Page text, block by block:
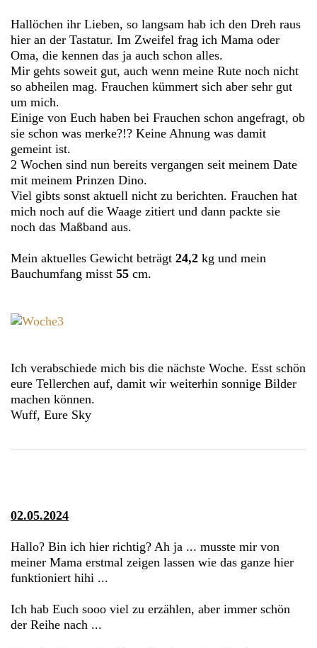
Hallöchen ihr Lieben, so langsam hab ich den Dreh raus
hier an der Tastatur. Im Zweifel frag ich Mama oder
Oma, die kennen das ja auch schon alles.
Mir gehts soweit gut, auch wenn meine Rute noch nicht
so abheilen mag. Frauchen kümmert sich aber sehr gut
um mich.
Einige von Euch haben bei Frauchen schon angefragt, ob
sie schon was merke?!? Keine Ahnung was damit
gemeint ist.
2 Wochen sind nun bereits vergangen seit meinem Date
mit meinem Prinzen Dino.
Viel gibts sonst aktuell nicht zu berichten. Frauchen hat
mich noch auf die Waage zitiert und dann packte sie
noch das Maßband aus.
Mein aktuelles Gewicht beträgt 24,2 kg und mein
Bauchumfang misst 55 cm.
Ich verabschiede mich bis die nächste Woche. Esst schön
eure Tellerchen auf, damit wir weiterhin sonnige Bilder
machen können.
Wuff, Eure Sky
02.05.2024
Hallo? Bin ich hier richtig? Ah ja ... musste mir von
meiner Mama erstmal zeigen lassen wie das ganze hier
funktioniert hihi ...
Ich hab Euch sooo viel zu erzählen, aber immer schön
der Reihe nach ...